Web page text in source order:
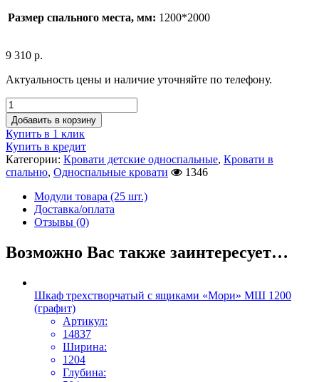
Размер спального места, мм: 1200*2000
9 310 р.
Актуальность цены и наличие уточняйте по телефону.
Добавить в корзину
Купить в 1 клик
Купить в кредит
Категории: Кровати детские односпальные, Кровати в
спальню, Односпальные кровати
1346
Модули товара (25 шт.)
Доставка/оплата
Отзывы (0)
Возможно Вас также заинтересует…
Шкаф трехстворчатый с ящиками «Мори» МШ 1200
(графит)
Артикул:
14837
Ширина:
1204
Глубина: